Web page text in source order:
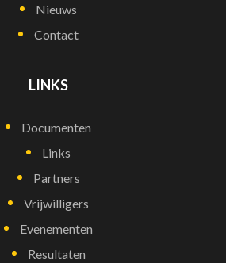
Nieuws
Contact
LINKS
Documenten
Links
Partners
Vrijwilligers
Evenementen
Resultaten